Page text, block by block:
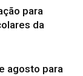
para
da
agosto para